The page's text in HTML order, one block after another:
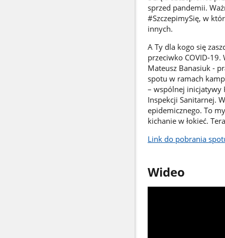
sprzed pandemii.
#SzczepimySię, w
innych.
A Ty dla kogo się
przeciwko COVID-
Mateusz Banasiuk -
spotu w ramach
– wspólnej inicjatywy
Inspekcji Sanitarnej.
epidemicznego. To
kichanie w łokieć.
Link do pobrania
Wideo